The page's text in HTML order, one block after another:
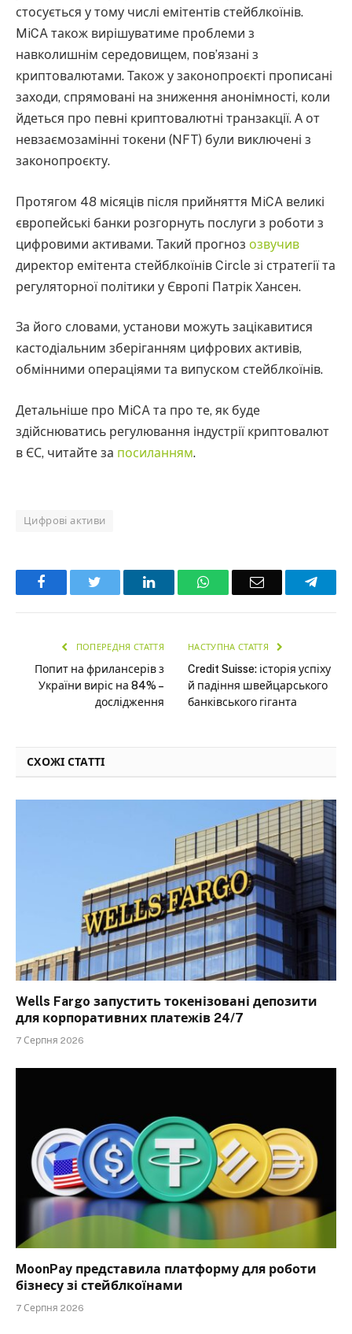
стосується у тому числі емітентів стейблкоїнів.
MiCA також вирішуватиме проблеми з
навколишнім середовищем, пов’язані з
криптовалютами. Також у законопроєкті прописані
заходи, спрямовані на зниження анонімності, коли
йдеться про певні криптовалютні транзакції. А от
невзаємозамінні токени (NFT) були виключені з
законопроєкту.
Протягом 48 місяців після прийняття MiCA великі
європейські банки розгорнуть послуги з роботи з
цифровими активами. Такий прогноз озвучив
директор емітента стейблкоїнів Circle зі стратегії та
регуляторної політики у Європі Патрік Хансен.
За його словами, установи можуть зацікавитися
кастодіальним зберіганням цифрових активів,
обмінними операціями та випуском стейблкоїнів.
Детальніше про MiCA та про те, як буде
здійснюватись регулювання індустрії криптовалют
в ЄС, читайте за посиланням.
Цифрові активи
Facebook LinkedInWhatsAppEmail
ПОПЕРЕДНЯ СТАТТЯ
Попит на фрилансерів з
України виріс на 84% –
дослідження
НАСТУПНА СТАТТЯ
Credit Suisse: історія успіху
й падіння швейцарського
банківського гіганта
СХОЖІ СТАТТІ
Wells Fargo запустить токенізовані депозити
для корпоративних платежів 24/7
7 Серпня 2026
MoonPay представила платформу для роботи
бізнесу зі стейблкоїнами
7 Серпня 2026